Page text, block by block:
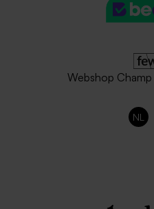
Webshop
NL